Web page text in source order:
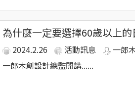
為什麼一定要選擇60歲以上的
2024.2.26 活動訊息
一郎
一郎木創設計總監開講......